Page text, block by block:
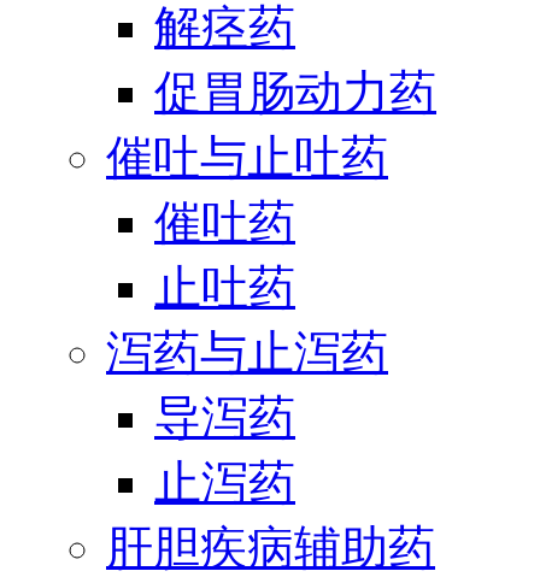
解痉药
促胃肠动力药
催吐与止吐药
催吐药
止吐药
泻药与止泻药
导泻药
止泻药
肝胆疾病辅助药